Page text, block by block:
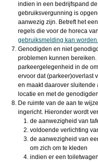
indien in een bedrijfspand
gebruiksvergunning is
aanwezig zijn. Betreft het
regels die voor de horeca
gebruiksmelding kan
Genodigden en niet
problemen kunnen
parkeergelegenheid in de
ervoor dat (parkeer)overlast
en maakt daarover sluitende
locatie en met de
De ruimte van de aan te
ingericht. Hieronder wordt
de aanwezigheid van
voldoende verlichting
de aanwezigheid van
om zich om te kleden
indien er een